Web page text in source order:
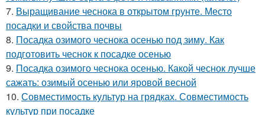
7. Выращивание чеснока в открытом грунте. Место
посадки и свойства почвы
8. Посадка озимого чеснока осенью под зиму. Как
подготовить чеснок к посадке осенью
9. Посадка озимого чеснока осенью. Какой чеснок лучше
сажать: озимый осенью или яровой весной
10. Совместимость культур на грядках. Совместимость
культур при посадке